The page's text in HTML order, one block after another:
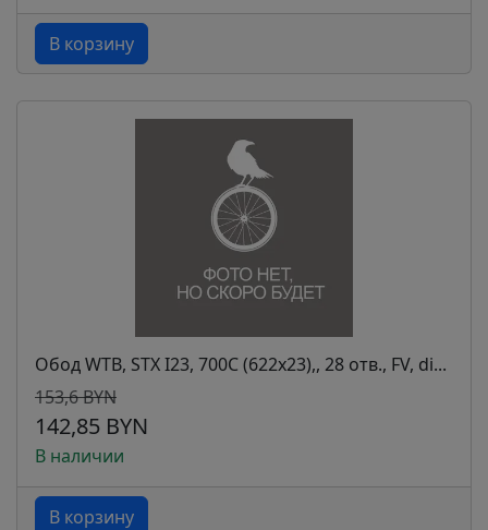
В корзину
Обод WTB, STX I23, 700C (622x23),, 28 отв., FV, di...
153,6 BYN
142,85 BYN
В наличии
В корзину